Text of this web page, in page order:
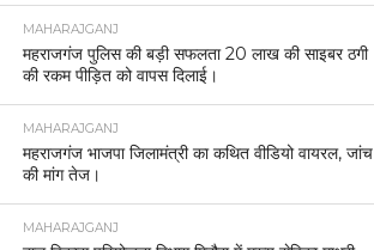
MAHARAJGANJ
महराजगंज पुलिस की बड़ी सफलता 20 लाख की साइबर ठगी
की रकम पीड़ित को वापस दिलाई।
MAHARAJGANJ
महराजगंज भाजपा जिलामंत्री का कथित वीडियो वायरल, जांच
की मांग तेज।
MAHARAJGANJ